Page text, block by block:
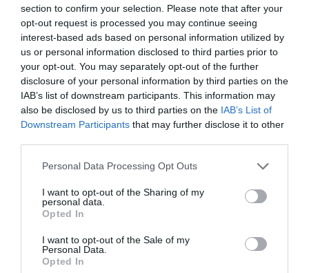
section to confirm your selection. Please note that after your
opt-out request is processed you may continue seeing
interest-based ads based on personal information utilized by
us or personal information disclosed to third parties prior to
your opt-out. You may separately opt-out of the further
disclosure of your personal information by third parties on the
IAB’s list of downstream participants. This information may
also be disclosed by us to third parties on the IAB’s List of
Downstream Participants that may further disclose it to other
Please note that this website/app uses one or more Google
not limited to your visit or usage behaviour. You may click to
grant or deny consent to Google and its third-party tags to
use your data for below specified purposes in below Google
consent section.
Personal Data Processing Opt Outs
I want to opt-out of the Sharing of my
personal data.
Opted In
I want to opt-out of the Sale of my
Personal Data.
Opted In
Közelebbről nézve jól látszik, hogy palack
aljak kerültek a földbe